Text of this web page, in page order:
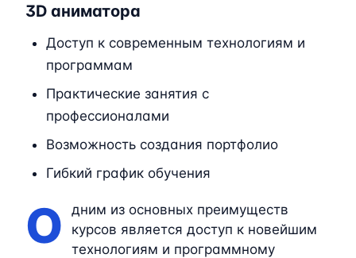
3D аниматора
Доступ к современным технологиям и
программам
Практические занятия с
профессионалами
Возможность создания портфолио
Гибкий график обучения
О
дним из основных преимуществ
курсов является доступ к новейшим
технологиям и программному